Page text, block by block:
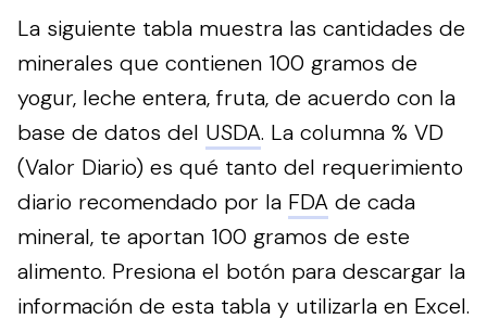
La siguiente tabla muestra las cantidades de
minerales que contienen 100 gramos de
yogur, leche entera, fruta, de acuerdo con la
base de datos del USDA. La columna % VD
(Valor Diario) es qué tanto del requerimiento
diario recomendado por la FDA de cada
mineral, te aportan 100 gramos de este
alimento. Presiona el botón para descargar la
información de esta tabla y utilizarla en Excel.